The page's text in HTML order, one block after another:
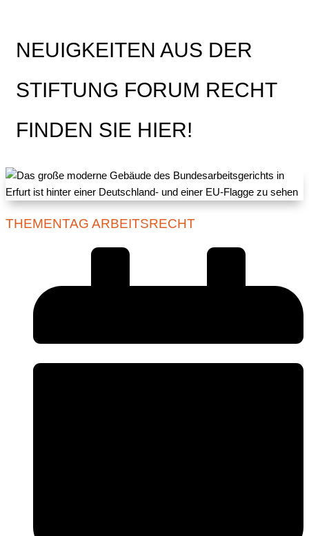
NEUIGKEITEN AUS DER
STIFTUNG FORUM RECHT
FINDEN SIE HIER!
THEMENTAG ARBEITSRECHT